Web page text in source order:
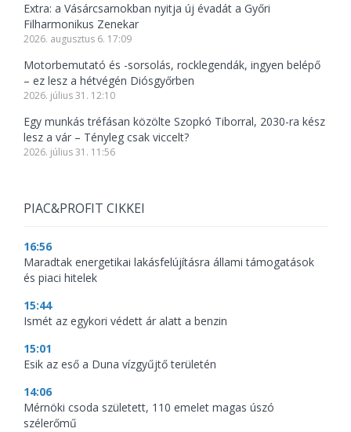
Extra: a Vásárcsarnokban nyitja új évadát a Győri
Filharmonikus Zenekar
2026. augusztus 6. 17:09
Motorbemutató és -sorsolás, rocklegendák, ingyen belépő
– ez lesz a hétvégén Diósgyőrben
2026. július 31. 12:10
Egy munkás tréfásan közölte Szopkó Tiborral, 2030-ra kész
lesz a vár – Tényleg csak viccelt?
2026. július 31. 11:56
PIAC&PROFIT CIKKEI
16:56
Maradtak energetikai lakásfelújításra állami támogatások
és piaci hitelek
15:44
Ismét az egykori védett ár alatt a benzin
15:01
Esik az eső a Duna vízgyűjtő területén
14:06
Mérnöki csoda született, 110 emelet magas úszó
szélerőmű